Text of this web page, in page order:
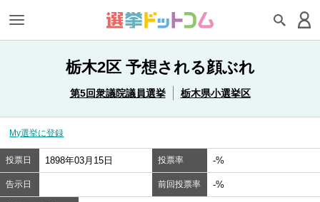
栃木2区 予想される顔ぶれ
第5回衆議院議員選挙 栃木県小選挙区
My選挙に登録
投票日 1898年03月15日 投票率 -%
告示日 前回投票率 -%